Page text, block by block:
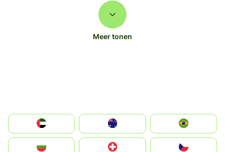
Meer tonen
الإمارات العربية المتحدة
Switzerland